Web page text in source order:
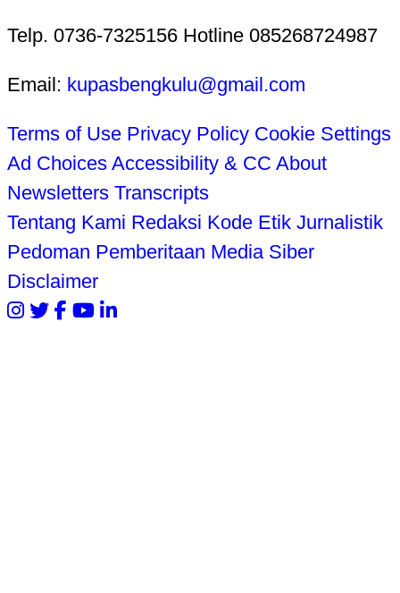
Telp. 0736-7325156 Hotline 085268724987
Email: kupasbengkulu@gmail.com
Terms of Use Privacy Policy Cookie Settings
Ad Choices Accessibility & CC About
Newsletters Transcripts
Tentang Kami Redaksi Kode Etik Jurnalistik
Pedoman Pemberitaan Media Siber
Disclaimer